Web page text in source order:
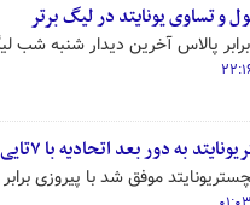
و تساوی یونایتد در لیگ برتر
پالاس آخرین دیدار شنبه شب
به دور بعد اتحادیه با ۷تایی کردن رقیب
موفق شد با پیروزی